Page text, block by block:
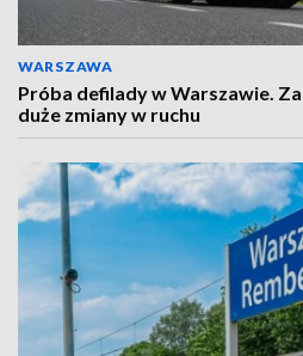
WARSZAWA
Próba defilady w Warszawie.
duże zmiany w ruchu